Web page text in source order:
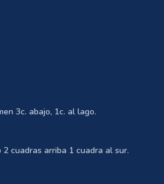
3c. abajo, 1c. al lago.
cuadras arriba 1 cuadra al sur.